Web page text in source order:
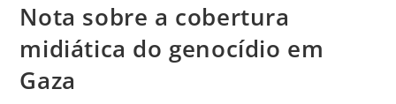
Nota sobre a cobertura
midiática do genocídio em
Gaza